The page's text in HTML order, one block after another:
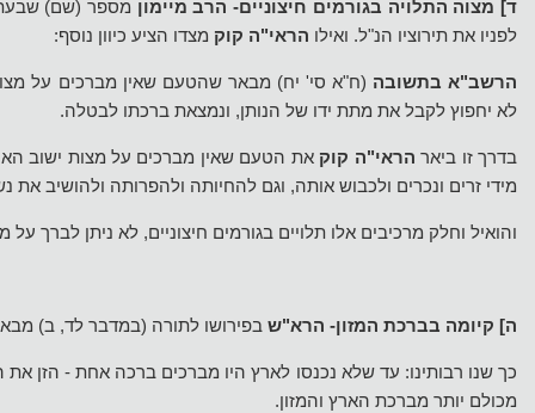
ד] מצוה התלויה בגורמים חיצוניים- הרב מיימון מספר (שם)
לפניו את תירוציו הנ"ל. ואילו הראי"ה קוק מצדו הציע כיוון נוסף:
הרשב"א בתשובה (ח"א סי' יח) מבאר שהטעם שאין מברכים על
לא יחפוץ לקבל את מתת ידו של הנותן, ונמצאת ברכתו לבטלה.
בדרך זו ביאר הראי"ה קוק את הטעם שאין מברכים על מצות ישוב
מידי זרים ונכרים ולכבוש אותה, וגם להחיותה ולהפרותה ולהושיב את
והואיל וחלק מרכיבים אלו תלויים בגורמים חיצוניים, לא ניתן לברך על
ה] קיומה בברכת המזון- הרא"ש בפירושו לתורה (במדבר לד, ב)
כך שנו רבותינו: עד שלא נכנסו לארץ היו מברכים ברכה אחת - הזן
מכולם יותר מברכת הארץ והמזון.